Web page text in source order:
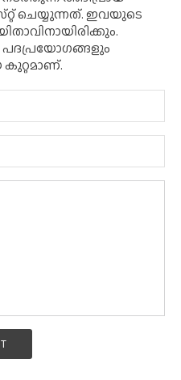
ചെയ്യുന്നത്. ഇവയുടെ